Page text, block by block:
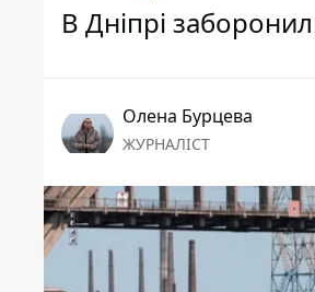
В Дніпрі
Олена Бурцева
ЖУРНАЛІСТ